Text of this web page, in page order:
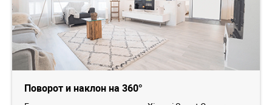
Поворот и наклон на 360°